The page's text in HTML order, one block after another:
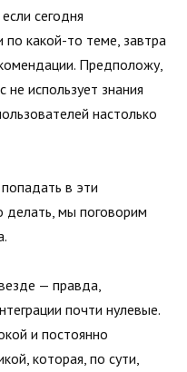
сегодня
по какой-то теме, завтра
Предположу,
использует знания
настолько
в эти
делать, мы поговорим
— правда,
почти нулевые.
и постоянно
которая, по сути,